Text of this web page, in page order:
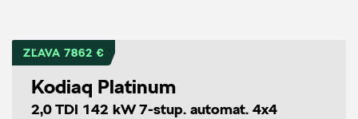
ZĽAVA 7862 €
Kodiaq Platinum
2,0 TDI 142 kW 7-stup. automat. 4x4